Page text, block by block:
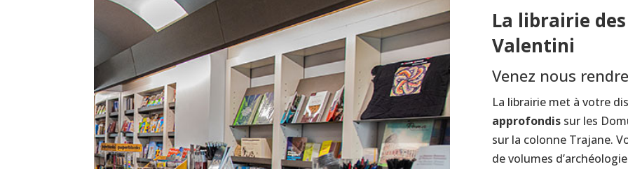
La librairie
Valentini
Venez nous
La librairie met à votre
approfondissur les
sur la colonne Trajane.
de volumes